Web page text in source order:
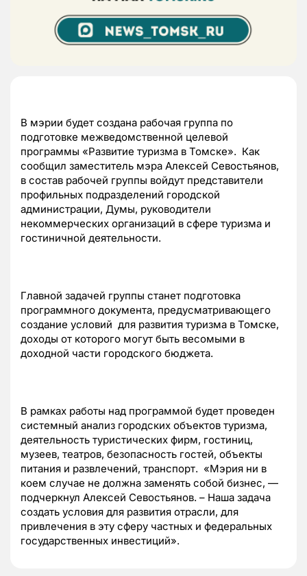
В мэрии будет создана рабочая группа по
подготовке межведомственной целевой
программы «Развитие туризма в Томске». Как
сообщил заместитель мэра Алексей Севостьянов,
в состав рабочей группы войдут представители
профильных подразделений городской
администрации, Думы, руководители
некоммерческих организаций в сфере туризма и
гостиничной деятельности.
Главной задачей группы станет подготовка
программного документа, предусматривающего
создание условий для развития туризма в Томске,
доходы от которого могут быть весомыми в
доходной части городского бюджета.
В рамках работы над программой будет проведен
системный анализ городских объектов туризма,
деятельность туристических фирм, гостиниц,
музеев, театров, безопасность гостей, объекты
питания и развлечений, транспорт. «Мэрия ни в
коем случае не должна заменять собой бизнес, —
подчеркнул Алексей Севостьянов. – Наша задача
создать условия для развития отрасли, для
привлечения в эту сферу частных и федеральных
государственных инвестиций».